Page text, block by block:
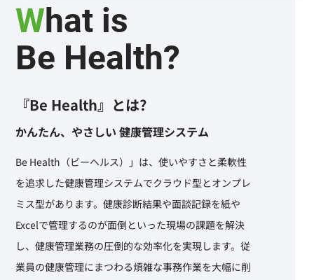
What is
Be Health?
『Be Health』とは?
かんたん、やさしい 健康管理システム
Be Health（ビーヘルス）」は、使いやすさと柔軟性
を追求した健康管理システムでクラウド型とオンプレ
ミス型があります。健康診断結果や面談記録を紙や
Excelで管理するのが面倒といった現場の課題を解決
し、健康管理業務の圧倒的な効率化を実現します。従
業員の健康管理にまつわる煩雑な事務作業を大幅に削